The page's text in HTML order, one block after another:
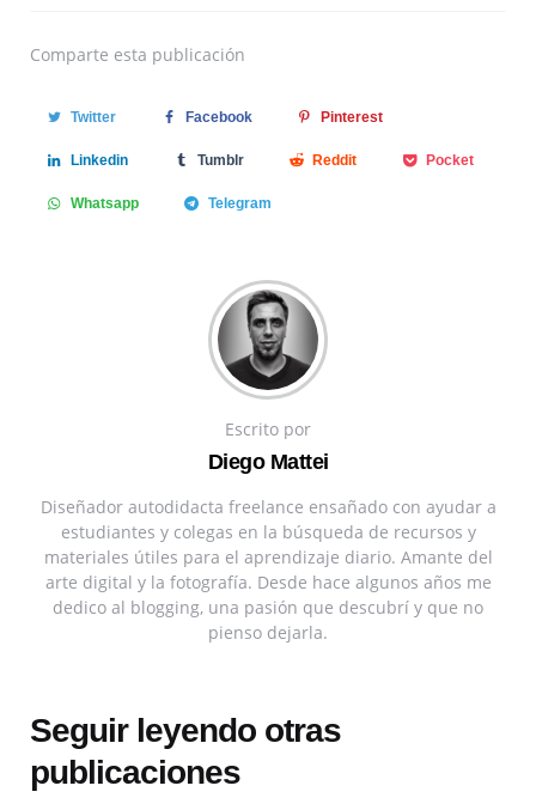
Comparte esta publicación
Twitter Facebook Pinterest
Linkedin Tumblr Reddit Pocket
Whatsapp Telegram
Escrito por
Diego Mattei
Diseñador autodidacta freelance ensañado con ayudar a
estudiantes y colegas en la búsqueda de recursos y
materiales útiles para el aprendizaje diario. Amante del
arte digital y la fotografía. Desde hace algunos años me
dedico al blogging, una pasión que descubrí y que no
pienso dejarla.
Seguir leyendo otras
publicaciones